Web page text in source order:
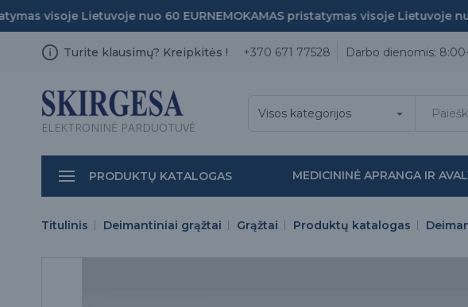
visoje Lietuvoje nuo 60 EURNEMOKAMAS pristatymas visoje Lietuvoje nuo
Turite klausimų? Kreipkitės ! +370 671 77528 Darbo dienomis:
ELEKTRONINĖ PARDUOTUVĖ
Visos kategorijos
PRODUKTŲ KATALOGAS MEDICININĖ APRANGA IR
Titulinis Deimantiniai grąžtai Grąžtai Produktų katalogas